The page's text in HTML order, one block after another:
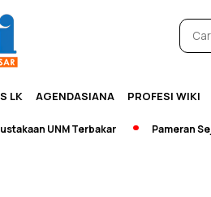
LK AGENDASIANA PROFESI WIKI
UNM Terbakar Pameran